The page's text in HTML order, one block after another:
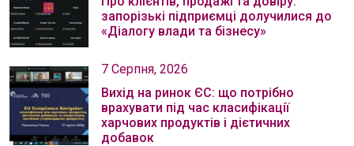
запорізькі підприємці долучилися до
«Діалогу влади та бізнесу»
7 Серпня, 2026
Вихід на ринок ЄС: що потрібно
врахувати під час класифікації
харчових продуктів і дієтичних
добавок